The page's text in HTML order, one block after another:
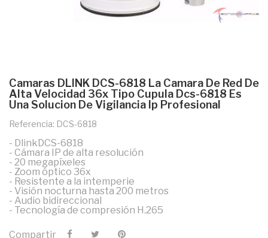
Camaras DLINK DCS-6818 La Camara De Red De
Alta Velocidad 36x Tipo Cupula Dcs-6818 Es
Una Solucion De Vigilancia Ip Profesional
Referencia: DCS-6818
- DlinkDCS-6818
- Cámara IP de alta resolución
- 20 megapíxeles
- Zoom óptico 36x
- Resistente a la intemperie
- Visión nocturna hasta 200 metros
- Audio bidireccional
- Tecnología de compresión H.265
Compartir